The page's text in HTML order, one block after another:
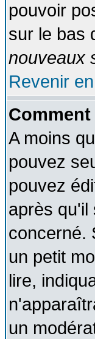
pouvoir
sur le bas
nouveaux
Revenir
A moins
pouvez
pouvez
après
concerné.
un petit
lire,
un